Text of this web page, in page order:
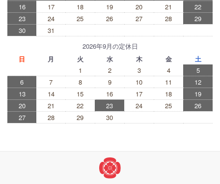
16
17 18 19 20 21
22
23
24 25 26 27 28
29
30
31
2026年9月の定休日
日
月 火 水 木 金
土
1
2 3 4
5
6
7 8 9 10 11
12
13
14 15 16 17 18
19
20
21 22 23 24 25
26
27
28 29 30